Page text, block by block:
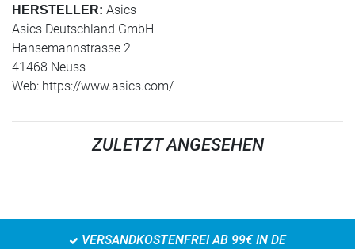
HERSTELLER: Asics
Asics Deutschland GmbH
Hansemannstrasse 2
41468 Neuss
Web: https://www.asics.com/
ZULETZT ANGESEHEN
VERSANDKOSTENFREI AB 99€ IN DE